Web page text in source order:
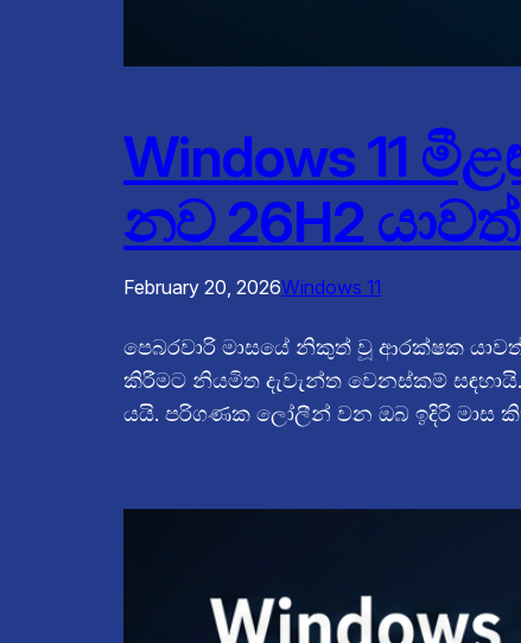
Windows 11
නව 26H2
February 20, 2026Windows 11
පෙබරවාරි මාසයේ නිකුත් වූ ආරක්ෂක
කිරීමට නියමිත දැවැන්ත වෙනස්කම් සඳහායි.
යයි. පරිගණක ලෝලීන් වන ඔබ ඉදිරි මාස